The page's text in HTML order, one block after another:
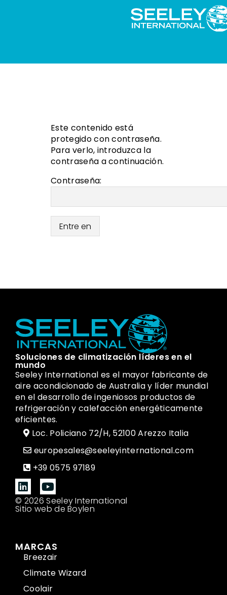
Este contenido está
protegido con contraseña.
Para verlo, introduzca la
contraseña a continuación.
Contraseña:
Soluciones de climatización líderes en el
mundo
Seeley International es el mayor fabricante de
aire acondicionado de Australia y líder mundial
en el desarrollo de ingeniosos productos de
refrigeración y calefacción energéticamente
eficientes.
Loc. Policiano 72/H, 52100 Arezzo Italia
europesales@seeleyinternational.com
+39 0575 97189
© 2026 Seeley International
Sitio web de Boylen
MARCAS
Breezair
Climate Wizard
Coolair